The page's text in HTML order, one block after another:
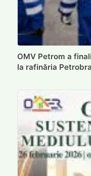
OMV Petrom a
la rafinăria